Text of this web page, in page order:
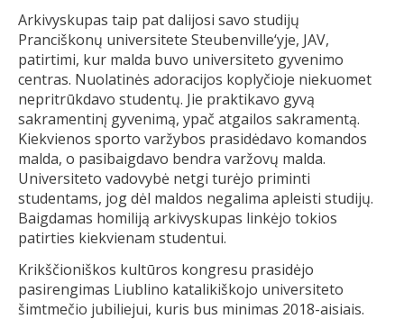
Arkivyskupas taip pat dalijosi savo studijų
Pranciškonų universitete Steubenville‘yje, JAV,
patirtimi, kur malda buvo universiteto gyvenimo
centras. Nuolatinės adoracijos koplyčioje niekuomet
nepritrūkdavo studentų. Jie praktikavo gyvą
sakramentinį gyvenimą, ypač atgailos sakramentą.
Kiekvienos sporto varžybos prasidėdavo komandos
malda, o pasibaigdavo bendra varžovų malda.
Universiteto vadovybė netgi turėjo priminti
studentams, jog dėl maldos negalima apleisti studijų.
Baigdamas homiliją arkivyskupas linkėjo tokios
patirties kiekvienam studentui.
Krikščioniškos kultūros kongresu prasidėjo
pasirengimas Liublino katalikiškojo universiteto
šimtmečio jubiliejui, kuris bus minimas 2018-aisiais.